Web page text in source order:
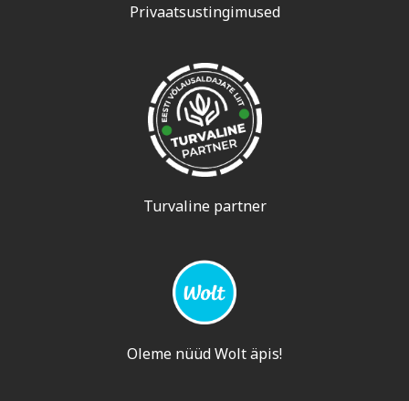
Privaatsustingimused
Turvaline partner
Oleme nüüd Wolt äpis!